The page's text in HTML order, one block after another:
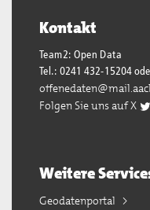
Kontakt
Team2: Open Data
Tel.: 0241 432-15204
Folgen Sie uns auf X
Weitere
Geodatenportal